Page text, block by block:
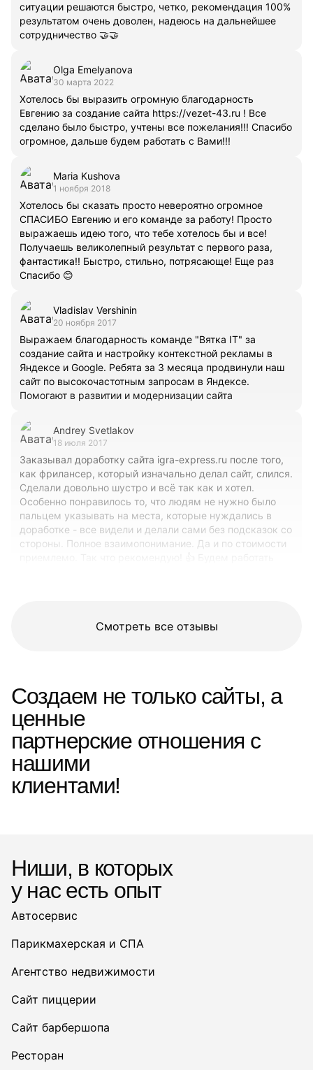
ситуации решаются быстро, четко, рекомендация 100%
результатом очень доволен, надеюсь на дальнейшее
сотрудничество 🤝🤝
Olga Emelyanova
30 марта 2022
Хотелось бы выразить огромную благодарность
Евгению за создание сайта https://vezet-43.ru ! Все
сделано было быстро, учтены все пожелания!!! Спасибо
огромное, дальше будем работать с Вами!!!
Maria Kushova
1 ноября 2018
Хотелось бы сказать просто невероятно огромное
СПАСИБО Евгению и его команде за работу! Просто
выражаешь идею того, что тебе хотелось бы и все!
Получаешь великолепный результат с первого раза,
фантастика!! Быстро, стильно, потрясающе! Еще раз
Спасибо 😊
Vladislav Vershinin
20 ноября 2017
Выражаем благодарность команде "Вятка IT" за
создание сайта и настройку контекстной рекламы в
Яндексе и Google. Ребята за 3 месяца продвинули наш
сайт по высокочастотным запросам в Яндексе.
Помогают в развитии и модернизации сайта
Andrey Svetlakov
18 июля 2017
Заказывал доработку сайта igra-express.ru после того,
как фрилансер, который изначально делал сайт, слился.
Сделали довольно шустро и всё так как и хотел.
Особенно понравилось то, что людям не нужно было
пальцем указывать на места, которые нуждались в
доработке - все видели и делали сами без подсказок со
стороны. Полное взаимопонимание. Да и по стоимости
Смотреть все отзывы
Создаем не только сайты, а
ценные
партнерские отношения с
нашими
клиентами!
Ниши, в которых
у нас есть опыт
Автосервис
Парикмахерская и СПА
Агентство недвижимости
Сайт пиццерии
Сайт барбершопа
Ресторан